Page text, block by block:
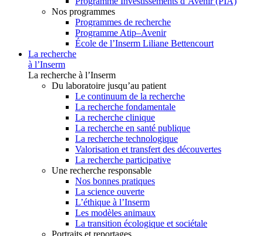
Nos programmes
Programmes de recherche
Programme Atip–Avenir
École de l’Inserm Liliane Bettencourt
La recherche
à l’Inserm
La recherche à l’Inserm
Du laboratoire jusqu’au patient
Le continuum de la recherche
La recherche fondamentale
La recherche clinique
La recherche en santé publique
La recherche technologique
Valorisation et transfert des découvertes
La recherche participative
Une recherche responsable
Nos bonnes pratiques
La science ouverte
L’éthique à l’Inserm
Les modèles animaux
La transition écologique et sociétale
Portraits et reportages